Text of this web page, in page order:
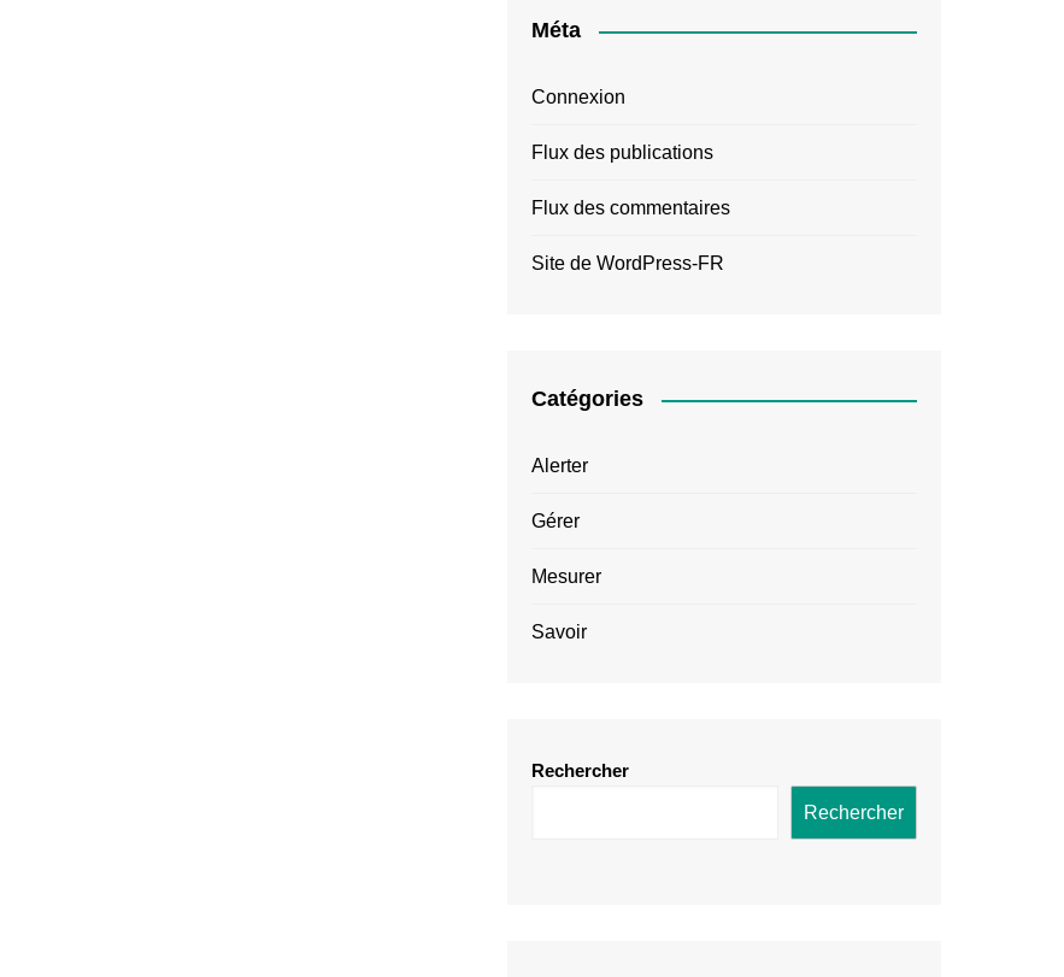
Méta
Connexion
Flux des publications
Flux des commentaires
Site de WordPress-FR
Catégories
Alerter
Gérer
Mesurer
Savoir
Rechercher
Rechercher